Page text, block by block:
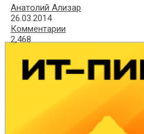
Анатолий Ализар
26.03.2014
Комментарии
2,468